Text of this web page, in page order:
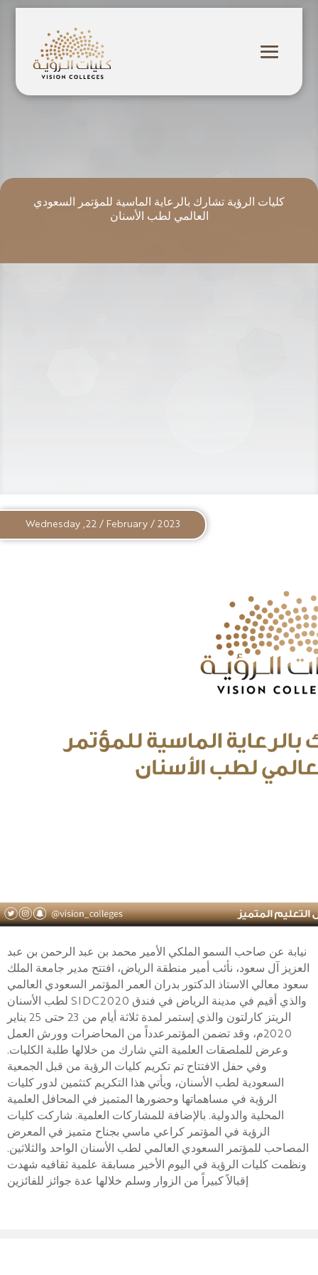
كليات الرؤية تشارك بالرعاية الماسية للمؤتمر السعودي
العالمي لطب الأسنان
Wednesday ,22 / February / 2023
نيابة عن صاحب السمو الملكي الأمير محمد بن عبد الرحمن بن عبد
العزيز آل سعود، نأئب أمير منطقة الرياض، افتتح مدير جامعة الملك
سعود معالي الاستاذ الدكتور بدران العمر المؤتمر السعودي العالمي
لطب الأسنان SIDC2020 والذي أقيم في مدينة الرياض في فندق
الريتز كارلتون والذي إستمر لمدة ثلاثة أيام من 23 حتى 25 يناير
2020م، وقد تضمن المؤتمرعدداً من المحاضرات وورش العمل
وعرض للملصقات العلمية التي شارك من خلالها طلبة الكليات.
وفي حفل الافتتاح تم تكريم كليات الرؤية من قبل الجمعية
السعودية لطب الأسنان، ويأتي هذا التكريم كتثمين لدور كليات
الرؤية في مساهماتها وحضورها المتميز في المحافل العلمية
المحلية والدولية. بالإضافة للمشاركات العلمية. شاركت كليات
الرؤية في المؤتمر كراعي ماسي بجناح متميز في المعرض
المصاحب للمؤتمر السعودي العالمي لطب الأسنان الواحد والثلاثين.
ونظمت كليات الرؤية في اليوم الأخير مسابقة علمية ثقافيه شهدت
إقبالاً كبيراً من الزوار وسلم خلالها عدة جوائز للفائزين